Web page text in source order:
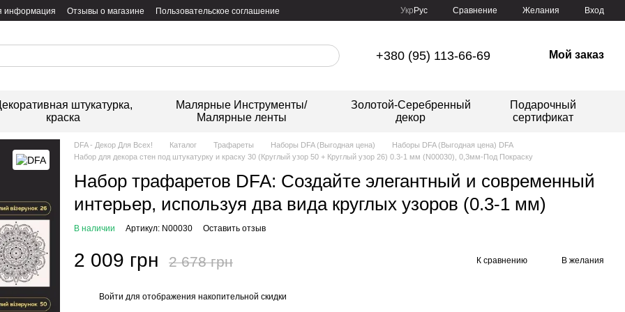
информация Отзывы о магазине Пользовательское соглашение Укр Рус Сравнение Желания Вход
+380 (95) 113-66-69 Мой заказ
штукатурка,
краска
Малярные Инструменты/
Малярные ленты
Золотой-Серебренный
декор
Подарочный
сертификат
DFA - Декор Для Всех! Каталог Трафареты Наборы DFA (Выгодная цена)
Наборы DFA (Выгодная цена) DFA
Набор для декора стен под штукатурку и краску 30 (Круглый узор 50 + Круглый узор 26) 0.3-1 мм (N00030), 0,3мм-Под Покраску
Набор трафаретов DFA: Создайте элегантный и современный
интерьер, используя два вида круглых узоров (0.3-1 мм)
В наличии Артикул: N00030 Оставить отзыв
2 009 грн 2 678 грн К сравнению В желания
Войти для отображения накопительной скидки